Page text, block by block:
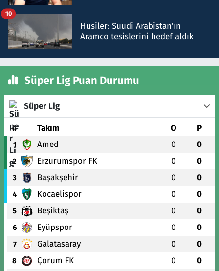
Husiler: Suudi Arabistan'ın
Aramco tesislerini hedef aldık
10
Süper Lig Puan Durumu
Süper Lig
# Takım O P
1 Amed 0 0
2 Erzurumspor FK 0 0
3 Başakşehir 0 0
4 Kocaelispor 0 0
5 Beşiktaş 0 0
6 Eyüpspor 0 0
7 Galatasaray 0 0
8 Çorum FK 0 0